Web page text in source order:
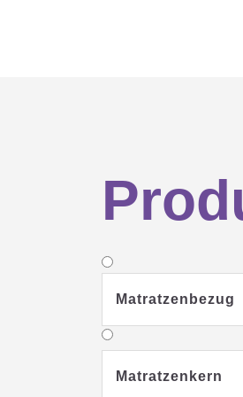
Matratzenbezug
Matratzenkern